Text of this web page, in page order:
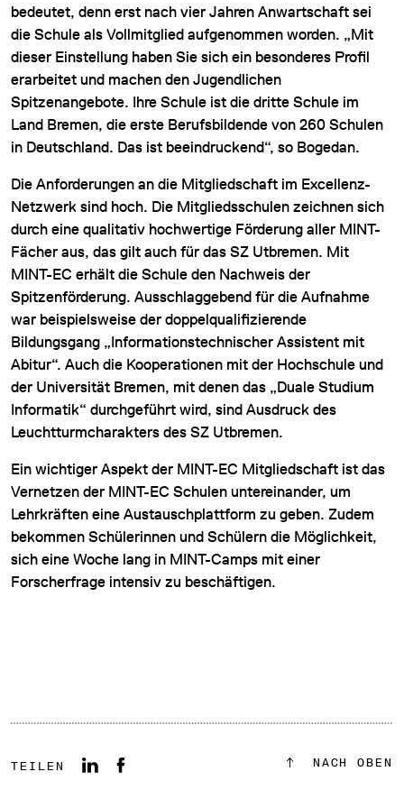
bedeutet, denn erst nach vier Jahren Anwartschaft sei
die Schule als Vollmitglied aufgenommen worden. „Mit
dieser Einstellung haben Sie sich ein besonderes Profil
erarbeitet und machen den Jugendlichen
Spitzenangebote. Ihre Schule ist die dritte Schule im
Land Bremen, die erste Berufsbildende von 260 Schulen
in Deutschland. Das ist beeindruckend“, so Bogedan.
Die Anforderungen an die Mitgliedschaft im Excellenz-
Netzwerk sind hoch. Die Mitgliedsschulen zeichnen sich
durch eine qualitativ hochwertige Förderung aller MINT-
Fächer aus, das gilt auch für das SZ Utbremen. Mit
MINT-EC erhält die Schule den Nachweis der
Spitzenförderung. Ausschlaggebend für die Aufnahme
war beispielsweise der doppelqualifizierende
Bildungsgang „Informationstechnischer Assistent mit
Abitur“. Auch die Kooperationen mit der Hochschule und
der Universität Bremen, mit denen das „Duale Studium
Informatik“ durchgeführt wird, sind Ausdruck des
Leuchtturmcharakters des SZ Utbremen.
Ein wichtiger Aspekt der MINT-EC Mitgliedschaft ist das
Vernetzen der MINT-EC Schulen untereinander, um
Lehrkräften eine Austauschplattform zu geben. Zudem
bekommen Schülerinnen und Schülern die Möglichkeit,
sich eine Woche lang in MINT-Camps mit einer
Forscherfrage intensiv zu beschäftigen.
TEILEN NACH OBEN